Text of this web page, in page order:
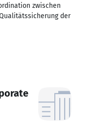
zwischen
der